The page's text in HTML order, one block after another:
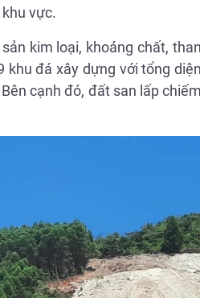
vực.
kim loại, khoáng chất, than
khu đá xây dựng với tổng diện
cạnh đó, đất san lấp chiếm